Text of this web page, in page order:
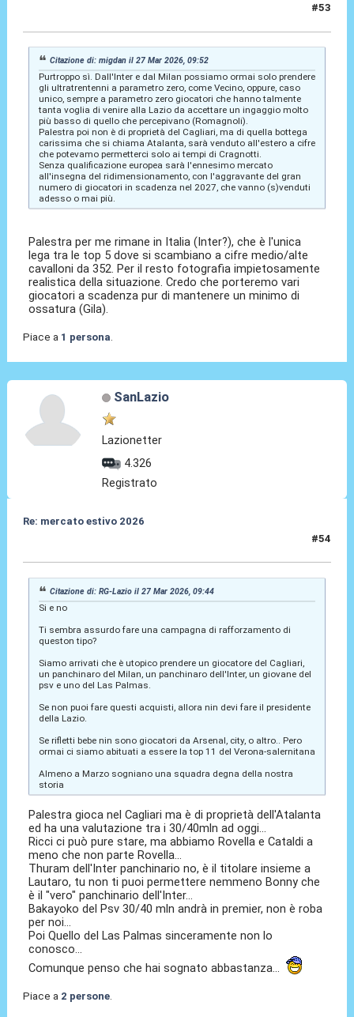
#53
Citazione di: migdan il 27 Mar 2026, 09:52
Purtroppo sì. Dall'Inter e dal Milan possiamo ormai solo prendere
gli ultratrentenni a parametro zero, come Vecino, oppure, caso
unico, sempre a parametro zero giocatori che hanno talmente
tanta voglia di venire alla Lazio da accettare un ingaggio molto
più basso di quello che percepivano (Romagnoli).
Palestra poi non è di proprietà del Cagliari, ma di quella bottega
carissima che si chiama Atalanta, sarà venduto all'estero a cifre
che potevamo permetterci solo ai tempi di Cragnotti.
Senza qualificazione europea sarà l'ennesimo mercato
all'insegna del ridimensionamento, con l'aggravante del gran
numero di giocatori in scadenza nel 2027, che vanno (s)venduti
adesso o mai più.
Palestra per me rimane in Italia (Inter?), che è l'unica
lega tra le top 5 dove si scambiano a cifre medio/alte
cavalloni da 352. Per il resto fotografia impietosamente
realistica della situazione. Credo che porteremo vari
giocatori a scadenza pur di mantenere un minimo di
ossatura (Gila).
Piace a 1 persona
SanLazio
Lazionetter
4.326
Registrato
Re: mercato estivo 2026
#54
Citazione di: RG-Lazio il 27 Mar 2026, 09:44
Si e no
Ti sembra assurdo fare una campagna di rafforzamento di
queston tipo?
Siamo arrivati che è utopico prendere un giocatore del Cagliari,
un panchinaro del Milan, un panchinaro dell'Inter, un giovane del
psv e uno del Las Palmas.
Se non puoi fare questi acquisti, allora nin devi fare il presidente
della Lazio.
Se rifletti bebe nin sono giocatori da Arsenal, city, o altro.. Pero
ormai ci siamo abituati a essere la top 11 del Verona-salernitana
Almeno a Marzo sogniano una squadra degna della nostra
storia
Palestra gioca nel Cagliari ma è di proprietà dell'Atalanta
ed ha una valutazione tra i 30/40mln ad oggi...
Ricci ci può pure stare, ma abbiamo Rovella e Cataldi a
meno che non parte Rovella...
Thuram dell'Inter panchinario no, è il titolare insieme a
Lautaro, tu non ti puoi permettere nemmeno Bonny che
è il "vero" panchinario dell'Inter...
Bakayoko del Psv 30/40 mln andrà in premier, non è roba
per noi...
Poi Quello del Las Palmas sinceramente non lo
conosco...
Comunque penso che hai sognato abbastanza...
Piace a 2 persone.